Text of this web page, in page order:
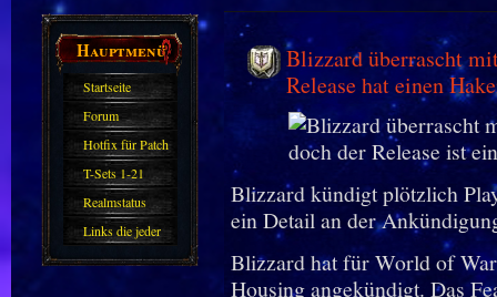
Hauptmenü
Startseite
Forum
Hotfix für Patch
11.X
T-Sets 1-21
Realmstatus
Links die jeder
kennen sollte?!
Blizzard überrascht
Release hat einen
Blizzard kündigt plötzlich
ein Detail an der
Blizzard hat für World of
Housing angekündigt. Das